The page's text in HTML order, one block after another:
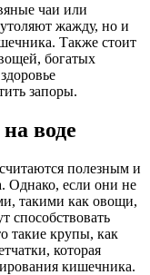
чаи или
жажду, но и
Также стоит
богатых
запоры.
воде
полезным и
Однако, если они не
такими как овощи,
способствовать
такие крупы, как
которая
кишечника.